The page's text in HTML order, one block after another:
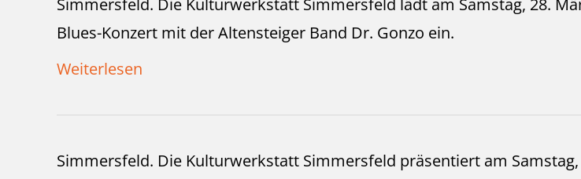
Simmersfeld. Die Kulturwerkstatt Simmersfeld lädt am Samstag, 28.
Blues-Konzert mit der Altensteiger Band Dr. Gonzo ein.
Weiterlesen
Simmersfeld. Die Kulturwerkstatt Simmersfeld präsentiert am